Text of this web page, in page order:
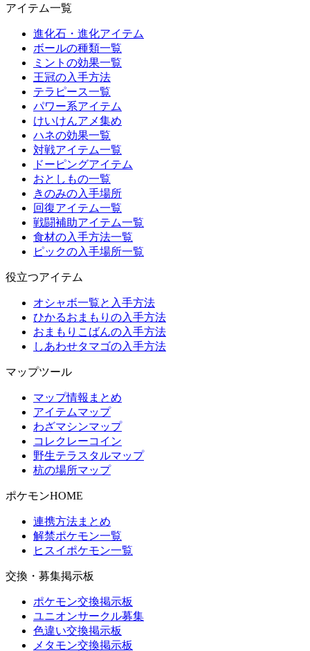
アイテム一覧
進化石・進化アイテム
ボールの種類一覧
ミントの効果一覧
王冠の入手方法
テラピース一覧
パワー系アイテム
けいけんアメ集め
ハネの効果一覧
対戦アイテム一覧
ドーピングアイテム
おとしもの一覧
きのみの入手場所
回復アイテム一覧
戦闘補助アイテム一覧
食材の入手方法一覧
ピックの入手場所一覧
役立つアイテム
オシャボ一覧と入手方法
ひかるおまもりの入手方法
おまもりこばんの入手方法
しあわせタマゴの入手方法
マップツール
マップ情報まとめ
アイテムマップ
わざマシンマップ
コレクレーコイン
野生テラスタルマップ
杭の場所マップ
ポケモンHOME
連携方法まとめ
解禁ポケモン一覧
ヒスイポケモン一覧
交換・募集掲示板
ポケモン交換掲示板
ユニオンサークル募集
色違い交換掲示板
メタモン交換掲示板